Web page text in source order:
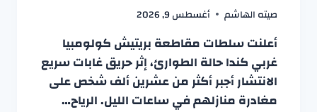
صيته الهاشم أغسطس 9, 2026
أعلنت سلطات مقاطعة بريتيش كولومبيا
غربي كندا حالة الطوارئ، إثر حريق غابات سريع
الانتشار أجبر أكثر من عشرين ألف شخص على
مغادرة منازلهم في ساعات الليل. الرياح…